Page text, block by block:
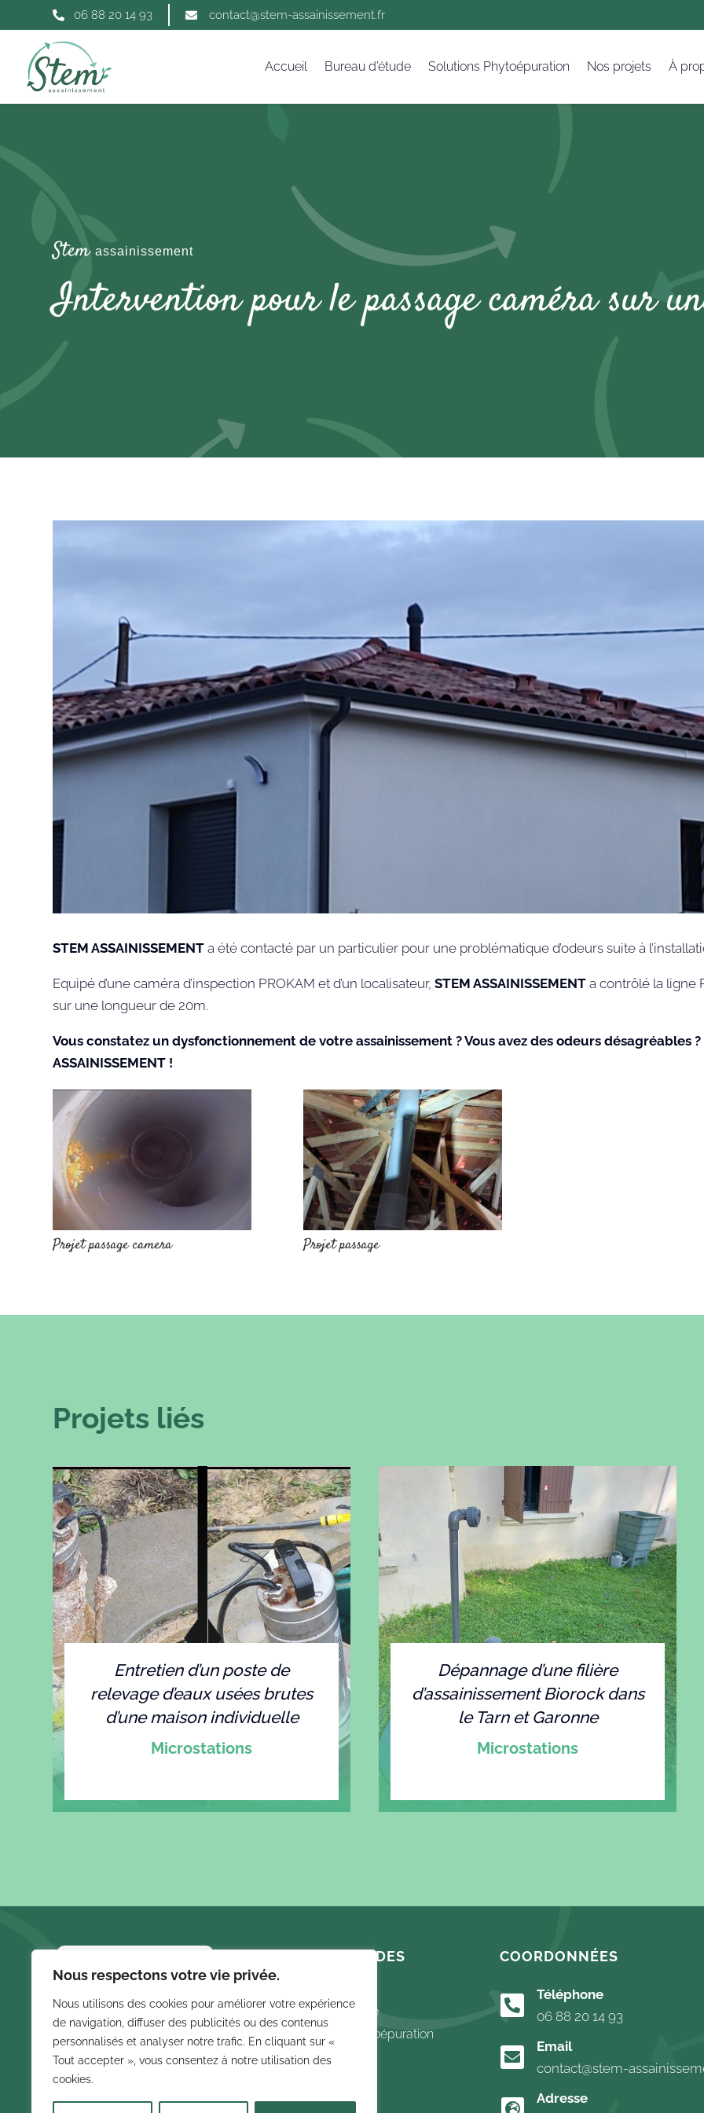
Nous respectons votre vie privée.
Nous utilisons des cookies pour améliorer votre expérience
de navigation, diffuser des publicités ou des contenus
personnalisés et analyser notre trafic. En cliquant sur «
Tout accepter », vous consentez à notre utilisation des
cookies.
 06 88 20 14 93  contact@stem-assainissement.fr
Accueil Bureau d’étude Solutions Phytoépuration Nos projets À
Stemassainissement
Intervention pour le passage caméra sur
STEM ASSAINISSEMENT a été contacté par un particulier pour une problématique d’odeurs suite à
Equipé d’une caméra d’inspection PROKAM et d’un localisateur,STEM ASSAINISSEMENT a contrôlé la ligne
sur une longueur de 20m.
Vous constatez un dysfonctionnement de votre assainissement ? Vous avez des odeurs désagréables ?
ASSAINISSEMENT !
Projet passage camera Projet passage
Projets liés
Entretien d’un poste de
relevage d’eaux usées brutes
d’une maison individuelle
Microstations
Dépannage d’une filière
d’assainissement Biorock dans
le Tarn et Garonne
Microstations
Recherches fréquentes :
LIENS RAPIDES
Bureau d’étude
Solutions Phytoépuration
Nos projets
Contact
COORDONNÉES

Téléphone
06 88 20 14 93

Email
contact@stem-

Adresse